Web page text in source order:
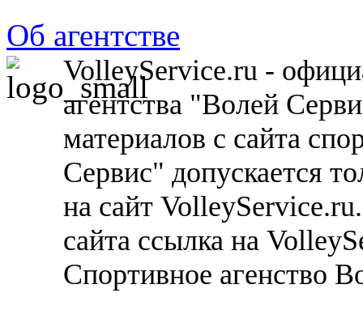
Об агентстве
VolleyService.ru -
агентства "Волей
материалов с сайта
Сервис" допускается
на сайт
сайта ссылка на
Спортивное агенство